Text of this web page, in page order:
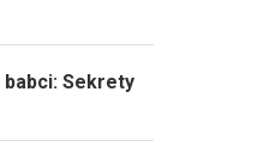
babci: Sekrety